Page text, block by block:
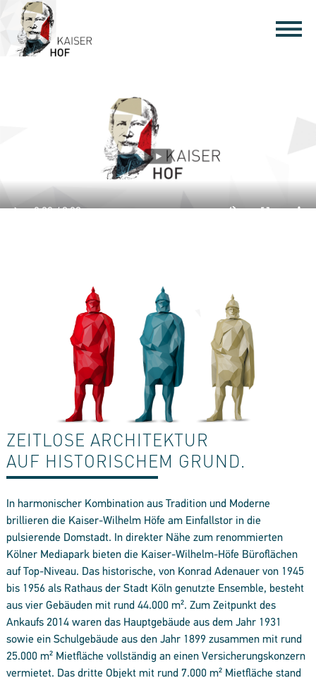
ZEITLOSE ARCHITEKTUR
AUF HISTORISCHEM GRUND.
In harmonischer Kombination aus Tradition und Moderne
brillieren die Kaiser-Wilhelm Höfe am Einfallstor in die
pulsierende Domstadt. In direkter Nähe zum renommierten
Kölner Mediapark bieten die Kaiser-Wilhelm-Höfe Büroflächen
auf Top-Niveau. Das historische, von Konrad Adenauer von 1945
bis 1956 als Rathaus der Stadt Köln genutzte Ensemble, besteht
aus vier Gebäuden mit rund 44.000 m². Zum Zeitpunkt des
Ankaufs 2014 waren das Hauptgebäude aus dem Jahr 1931
sowie ein Schulgebäude aus den Jahr 1899 zusammen mit rund
25.000 m² Mietfläche vollständig an einen Versicherungskonzern
vermietet. Das dritte Objekt mit rund 7.000 m² Mietfläche stand